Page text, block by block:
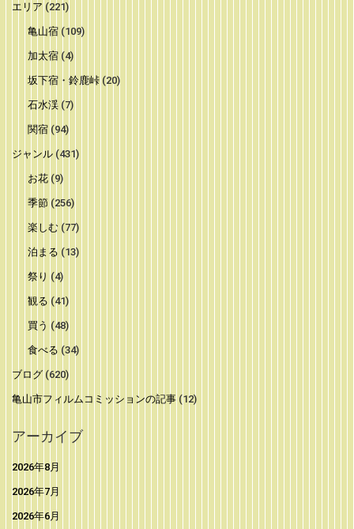
エリア (221)
亀山宿(109)
加太宿(4)
坂下宿・鈴鹿峠(20)
石水渓(7)
関宿(94)
ジャンル (431)
お花(9)
季節 (256)
楽しむ (77)
泊まる (13)
祭り (4)
観る (41)
買う (48)
食べる (34)
ブログ (620)
亀山市フィルムコミッションの記事 (12)
アーカイブ
2026年8月
2026年7月
2026年6月